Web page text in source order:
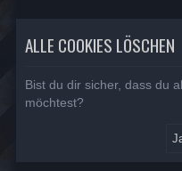
ALLE COOKIES LÖSCHEN
Bist du dir sicher, dass du
möchtest?